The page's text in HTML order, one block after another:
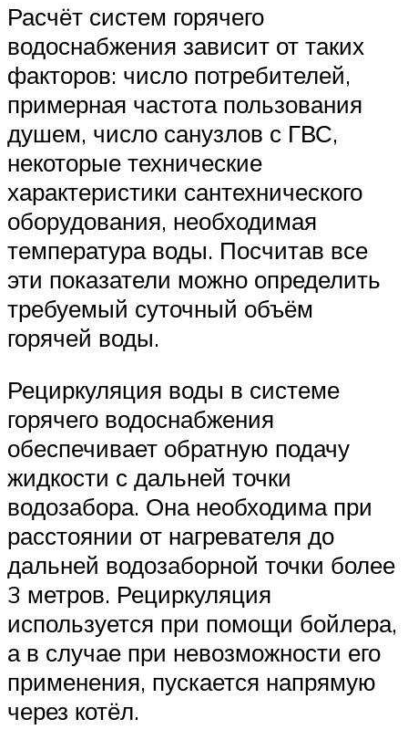
Расчёт систем горячего
водоснабжения зависит от таких
факторов: число потребителей,
примерная частота пользования
душем, число санузлов с ГВС,
некоторые технические
характеристики сантехнического
оборудования, необходимая
температура воды. Посчитав все
эти показатели можно определить
требуемый суточный объём
горячей воды.
Рециркуляция воды в системе
горячего водоснабжения
обеспечивает обратную подачу
жидкости с дальней точки
водозабора. Она необходима при
расстоянии от нагревателя до
дальней водозаборной точки более
3 метров. Рециркуляция
используется при помощи бойлера,
а в случае при невозможности его
применения, пускается напрямую
через котёл.